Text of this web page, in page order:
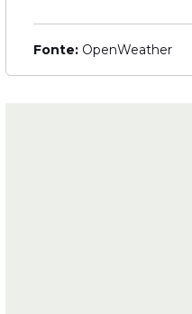
Fonte: OpenWeather